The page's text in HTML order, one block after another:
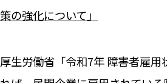
策の強化について」
厚生労働省「令和7年 障害者雇用